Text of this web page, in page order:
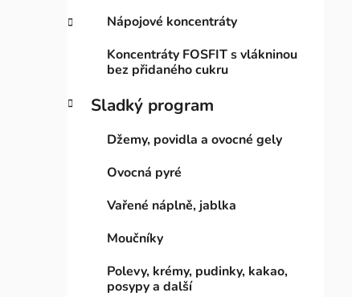
Nápojové koncentráty
Koncentráty FOSFIT s vlákninou
bez přidaného cukru
Sladký program
Džemy, povidla a ovocné gely
Ovocná pyré
Vařené náplně, jablka
Moučníky
Polevy, krémy, pudinky, kakao,
posypy a další